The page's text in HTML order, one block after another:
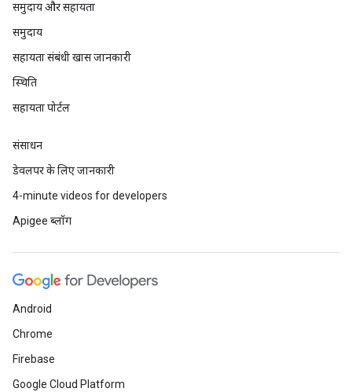
समुदाय और सहायता
समुदाय
सहायता संबंधी खास जानकारी
स्थिति
सहायता पोर्टल
संसाधन
डेवलपर के लिए जानकारी
4-minute videos for developers
Apigee ब्लॉग
Android
Chrome
Firebase
Google Cloud Platform